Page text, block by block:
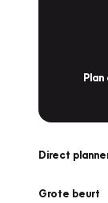
Plan
Direct
Grote beurt